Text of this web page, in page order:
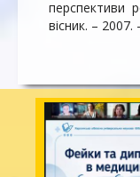
перспективи
вісник. –